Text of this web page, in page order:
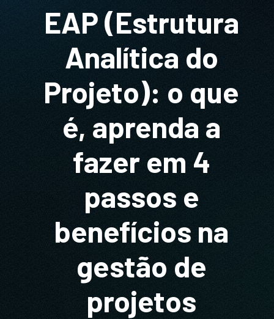
EAP (Estrutura
Analítica do
Projeto): o que
é, aprenda a
fazer em 4
passos e
benefícios na
gestão de
projetos